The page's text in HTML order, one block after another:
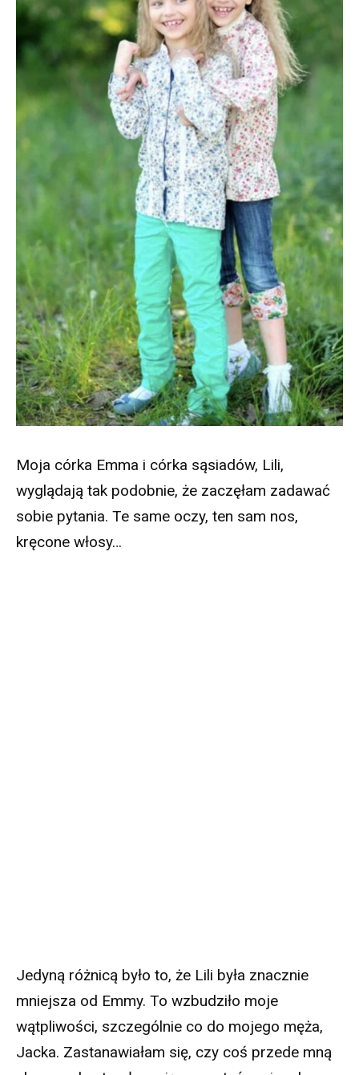
Moja córka Emma i córka sąsiadów, Lili,
wyglądają tak podobnie, że zaczęłam zadawać
sobie pytania. Te same oczy, ten sam nos,
kręcone włosy…
Jedyną różnicą było to, że Lili była znacznie
mniejsza od Emmy. To wzbudziło moje
wątpliwości, szczególnie co do mojego męża,
Jacka. Zastanawiałam się, czy coś przede mną